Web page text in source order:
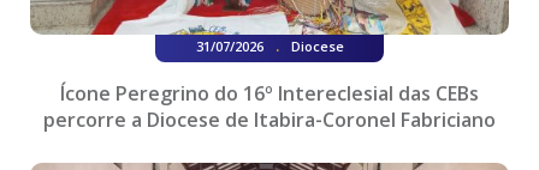
31/07/2026 . Diocese
Ícone Peregrino do 16º Intereclesial das CEBs
percorre a Diocese de Itabira-Coronel Fabriciano